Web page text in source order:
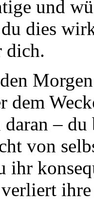
und
dies
dich.
dem
–
von
ihr